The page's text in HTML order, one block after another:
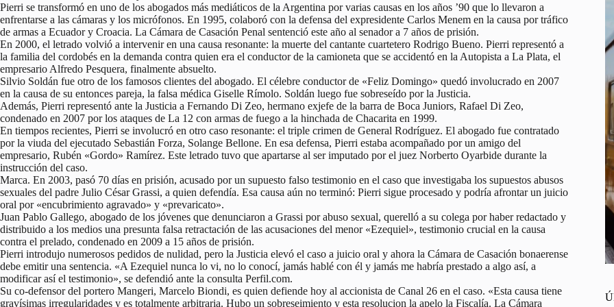
Pierri se transformó en uno de los abogados más mediáticos de la Argentina por varias causas en los años ’90 que lo llevaron a
enfrentarse a las cámaras y los micrófonos. En 1995, colaboró con la defensa del expresidente Carlos Menem en la causa por tráfico
de armas a Ecuador y Croacia. La Cámara de Casación Penal sentenció este año al senador a 7 años de prisión.
En 2000, el letrado volvió a intervenir en una causa resonante: la muerte del cantante cuartetero Rodrigo Bueno. Pierri representó a
la familia del cordobés en la demanda contra quien era el conductor de la camioneta que se accidentó en la Autopista a La Plata, el
empresario Alfredo Pesquera, finalmente absuelto.
Silvio Soldán fue otro de los famosos clientes del abogado. El célebre conductor de «Feliz Domingo» quedó involucrado en 2007
en la causa de su entonces pareja, la falsa médica Giselle Rímolo. Soldán luego fue sobreseído por la Justicia.
Además, Pierri representó ante la Justicia a Fernando Di Zeo, hermano exjefe de la barra de Boca Juniors, Rafael Di Zeo,
condenado en 2007 por los ataques de La 12 con armas de fuego a la hinchada de Chacarita en 1999.
En tiempos recientes, Pierri se involucró en otro caso resonante: el triple crimen de General Rodríguez. El abogado fue contratado
por la viuda del ejecutado Sebastián Forza, Solange Bellone. En esa defensa, Pierri estaba acompañado por un amigo del
empresario, Rubén «Gordo» Ramírez. Este letrado tuvo que apartarse al ser imputado por el juez Norberto Oyarbide durante la
instrucción del caso.
Marca. En 2003, pasó 70 días en prisión, acusado por un supuesto falso testimonio en el caso que investigaba los supuestos abusos
sexuales del padre Julio César Grassi, a quien defendía. Esa causa aún no terminó: Pierri sigue procesado y podría afrontar un juicio
oral por «encubrimiento agravado» y «prevaricato».
Juan Pablo Gallego, abogado de los jóvenes que denunciaron a Grassi por abuso sexual, querelló a su colega por haber redactado y
distribuido a los medios una presunta falsa retractación de las acusaciones del menor «Ezequiel», testimonio crucial en la causa
contra el prelado, condenado en 2009 a 15 años de prisión.
Pierri introdujo numerosos pedidos de nulidad, pero la Justicia elevó el caso a juicio oral y ahora la Cámara de Casación bonaerense
debe emitir una sentencia. «A Ezequiel nunca lo vi, no lo conocí, jamás hablé con él y jamás me habría prestado a algo así, a
modificar así el testimonio», se defendió ante la consulta Perfil.com.
Su co-defensor del portero Mangeri, Marcelo Biondi, es quien defiende hoy al accionista de Canal 26 en el caso. «Esta causa tiene
gravísimas irregularidades y es totalmente arbitraria. Hubo un sobreseimiento y esta resolucion la apelo la Fiscalía. La Cámara